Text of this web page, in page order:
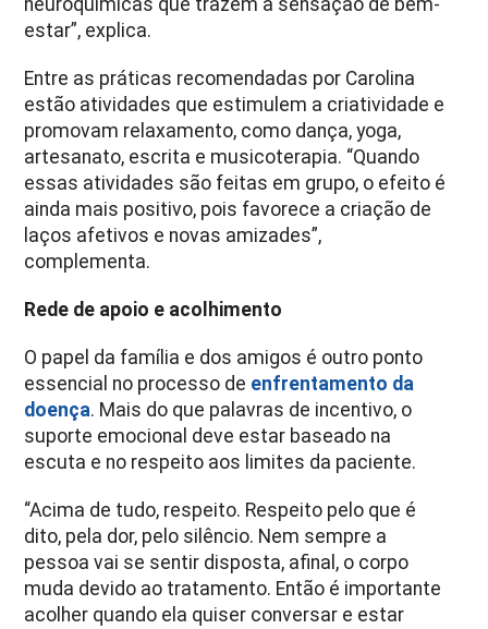
estar”, explica.
Entre as práticas recomendadas por Carolina
estão atividades que estimulem a criatividade e
promovam relaxamento, como dança, yoga,
artesanato, escrita e musicoterapia. “Quando
essas atividades são feitas em grupo, o efeito é
ainda mais positivo, pois favorece a criação de
laços afetivos e novas amizades”,
complementa.
Rede de apoio e acolhimento
O papel da família e dos amigos é outro ponto
essencial no processo de enfrentamento da
doença. Mais do que palavras de incentivo, o
suporte emocional deve estar baseado na
escuta e no respeito aos limites da paciente.
“Acima de tudo, respeito. Respeito pelo que é
dito, pela dor, pelo silêncio. Nem sempre a
pessoa vai se sentir disposta, afinal, o corpo
muda devido ao tratamento. Então é importante
acolher quando ela quiser conversar e estar